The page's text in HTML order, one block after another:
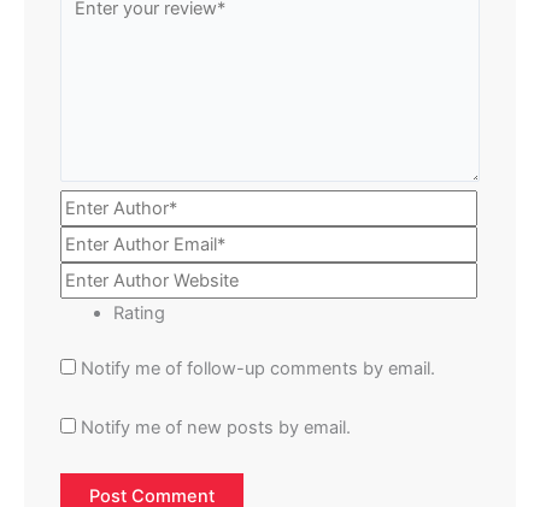
Rating
Notify me of follow-up comments by email.
Notify me of new posts by email.